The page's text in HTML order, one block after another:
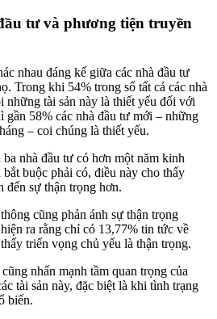
tư và phương tiện truyền
nhau đáng kể giữa các nhà đầu tư
Trong khi 54% trong số tất cả các nhà
những tài sản này là thiết yếu đối với
gần 58% các nhà đầu tư mới – những
– coi chúng là thiết yếu.
nhà đầu tư có hơn một năm kinh
buộc phải có, điều này cho thấy
đến sự thận trọng hơn.
cũng phản ánh sự thận trọng
ra rằng chỉ có 13,77% tin tức về
triển vọng chủ yếu là thận trọng.
nhấn mạnh tầm quan trọng của
tài sản này, đặc biệt là khi tình trạng
biến.